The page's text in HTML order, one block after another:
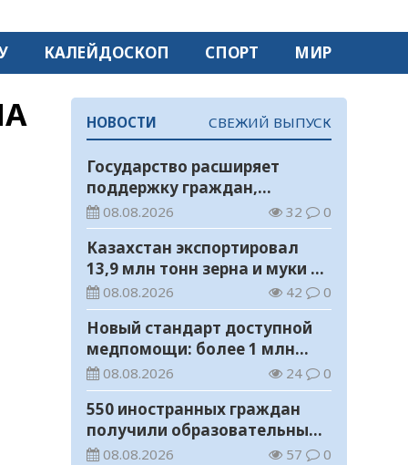
КАЛЕЙДОСКОП СПОРТ МИР
НОВОСТИ СВЕЖИЙ ВЫПУСК
Государство расширяет
поддержку граждан,
переезжающих в новые
регионы для работы
08.08.2026 32 0
Казахстан экспортировал
13,9 млн тонн зерна и муки в
зерновом эквиваленте
08.08.2026 42 0
Новый стандарт доступной
медпомощи: более 1 млн
казахстанцев получили
телемедицинские услуги
08.08.2026 24 0
550 иностранных граждан
получили образовательные
гранты для обучения в
08.08.2026 57 0